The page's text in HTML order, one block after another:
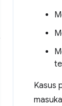
Kasus